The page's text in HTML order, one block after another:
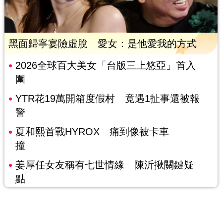
黑面歸寧宴險虛脫 愛女：是他愛我的方式
2026全球百大美女「台版三上悠亞」首入
圍
YTR花19萬開箱度假村 竟遇1扯事還被報
警
夏和熙首戰HYROX 痛到像被卡車
撞
姜厚任女友稱有七世情緣 陳沂揪關鍵疑
點